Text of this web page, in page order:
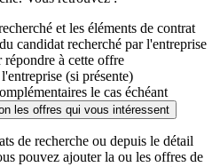
et les éléments de contrat
candidat recherché par l'entreprise
répondre à cette offre
(si présente)
le cas échéant
les offres qui vous intéressent
de recherche ou depuis le détail
pouvez ajouter la ou les offres de